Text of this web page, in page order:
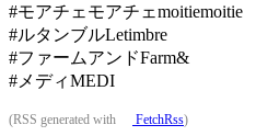
#モアチェモアチェmoitiemoitie
#ルタンブルLetimbre
#ファームアンドFarm&
#メディMEDI
(RSS generated with FetchRss)